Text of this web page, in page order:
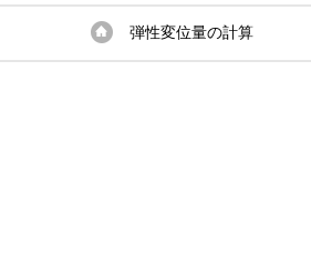
弾性変位量の計算